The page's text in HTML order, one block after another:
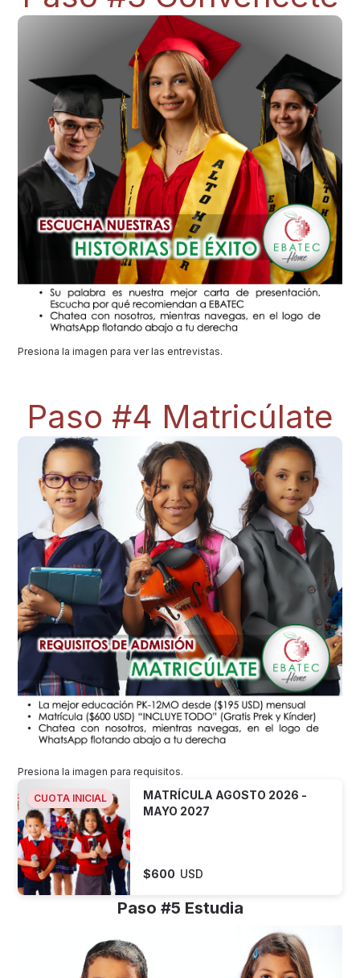
Presiona la imagen para ver las entrevistas.
Paso #4 Matricúlate
Presiona la imagen para requisitos.
CUOTA INICIAL
MATRÍCULA AGOSTO 2026 -
MAYO 2027
$600 USD
Paso #5 Estudia